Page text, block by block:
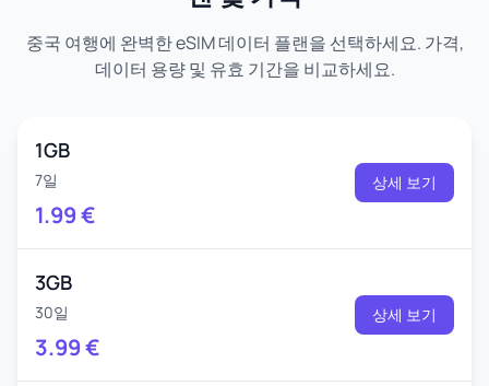
중국 여행에 완벽한 eSIM 데이터 플랜을 선택하세요. 가격,
데이터 용량 및 유효 기간을 비교하세요.
1GB
7일
1.99€
상세 보기
3GB
30일
3.99€
상세 보기